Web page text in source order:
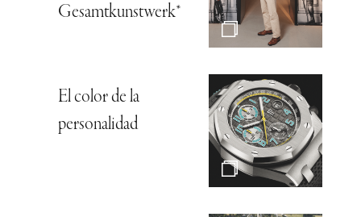
Gesamtkunstwerk*
El color de la
personalidad